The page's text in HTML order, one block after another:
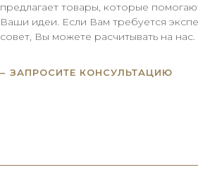
предлагает товары, которые
Ваши идеи. Если Вам требуется
совет, Вы можете расчитывать на нас.
ЗАПРОСИТЕ КОНСУЛЬТАЦИЮ